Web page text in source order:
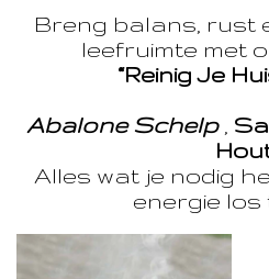
Breng balans, rust
leefruimte met
“Reinig Je
Abalone Schelp,
Alles wat je nodig
energie los